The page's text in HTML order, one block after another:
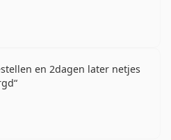
en 2dagen later netjes